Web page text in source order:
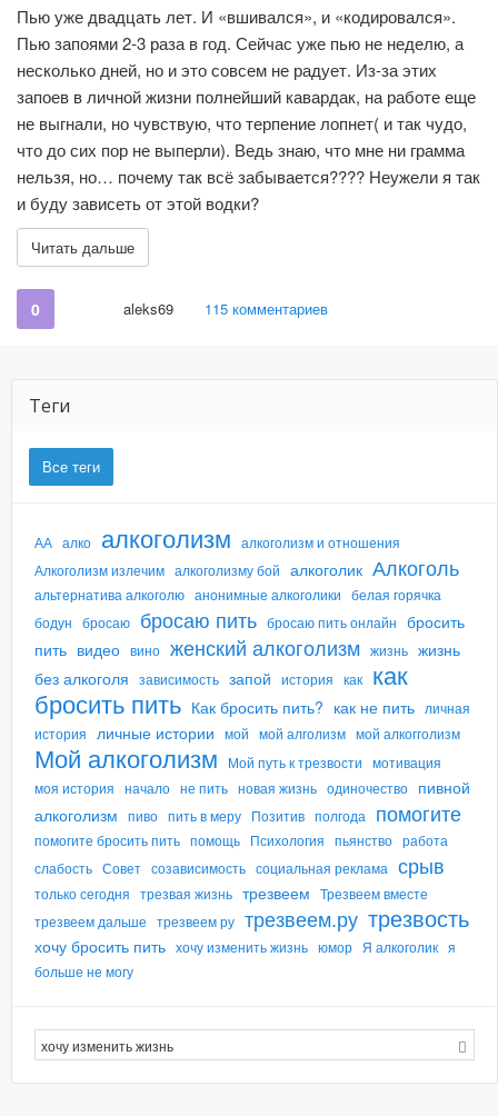
Пью уже двадцать лет. И «вшивался», и «кодировался».
Пью запоями 2-3 раза в год. Сейчас уже пью не неделю, а
несколько дней, но и это совсем не радует. Из-за этих
запоев в личной жизни полнейший кавардак, на работе еще
не выгнали, но чувствую, что терпение лопнет( и так чудо,
что до сих пор не выперли). Ведь знаю, что мне ни грамма
нельзя, но… почему так всё забывается???? Неужели я так
и буду зависеть от этой водки?
Читать дальше
0 aleks69 115 комментариев
Теги
Все теги
АА алко алкоголизм алкоголизм и отношения
Алкоголизм излечим алкоголизму бой алкоголик Алкоголь
альтернатива алкоголю анонимные алкоголики белая горячка
бодун бросаю бросаю пить бросаю пить онлайн бросить
пить видео вино женский алкоголизм жизнь жизнь
без алкоголя зависимость запой история как как
бросить пить Как бросить пить? как не пить личная
история личные истории мой мой алголизм мой алкогголизм
Мой алкоголизм Мой путь к трезвости мотивация
моя история начало не пить новая жизнь одиночество пивной
алкоголизм пиво пить в меру Позитив полгода помогите
помогите бросить пить помощь Психология пьянство работа
слабость Совет созависимость социальная реклама срыв
только сегодня трезвая жизнь трезвеем Трезвеем вместе
трезвеем дальше трезвеем ру трезвеем.ру трезвость
хочу бросить пить хочу изменить жизнь юмор Я алкоголик я
больше не могу